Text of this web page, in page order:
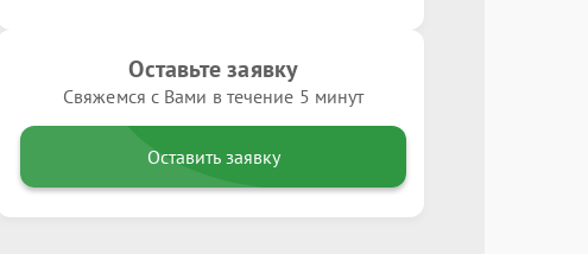
Оставьте заявку
Свяжемся с Вами в течение 5 минут
Оставить заявку